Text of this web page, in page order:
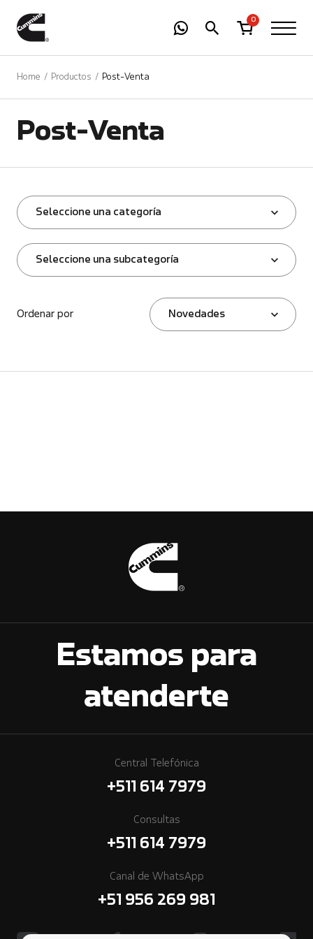
0
Home Productos Post-Venta
Post-Venta
Seleccione una categoría
Seleccione una subcategoría
Ordenar por Novedades
Estamos para
atenderte
Central Telefónica
+511 614 7979
Consultas
+511 614 7979
Canal de WhatsApp
+51 956 269 981